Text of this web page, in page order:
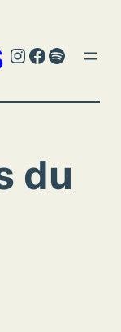
Instagram
Facebook
Spotify
du